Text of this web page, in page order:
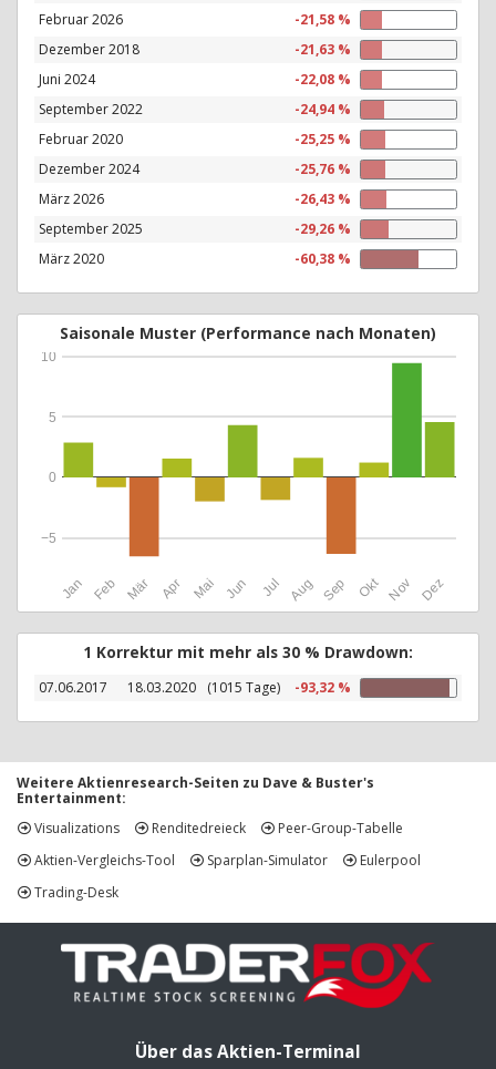
Februar 2026
-21,58 %
Dezember 2018
-21,63 %
Juni 2024
-22,08 %
September 2022
-24,94 %
Februar 2020
-25,25 %
Dezember 2024
-25,76 %
März 2026
-26,43 %
September 2025
-29,26 %
März 2020
-60,38 %
Saisonale Muster (Performance nach Monaten)
Jan Feb Mär Apr Mai Jun Jul Aug Sep Okt Nov Dez
−5
0
5
10
1 Korrektur mit mehr als 30 % Drawdown:
07.06.2017 18.03.2020 (1015 Tage) -93,32 %
Weitere Aktienresearch-Seiten zu Dave & Buster's
Entertainment:
Visualizations
Renditedreieck
Peer-Group-Tabelle
Aktien-Vergleichs-Tool
Sparplan-Simulator
Eulerpool
Trading-Desk
Über das Aktien-Terminal